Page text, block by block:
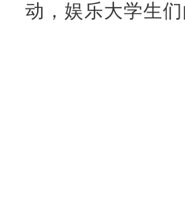
动，娱乐大学生们